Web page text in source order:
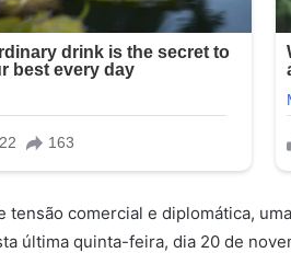
tensão comercial e diplomática,
última quinta-feira, dia 20 de